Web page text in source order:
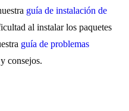
guía de instalación de
al instalar los paquetes
guía de problemas
consejos.